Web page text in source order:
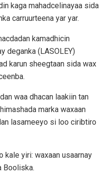
kaga mahadcelinayaa sida
carruurteena yar yar.
kamadhicin
deganka (LASOLEY)
karun sheegtaan sida wax
waa dhacan laakiin tan
marka waxaan
lasameeyo si loo ciribtiro
kale yiri: waxaan usaarnay
Booliska.